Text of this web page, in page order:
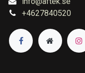
+4627840520